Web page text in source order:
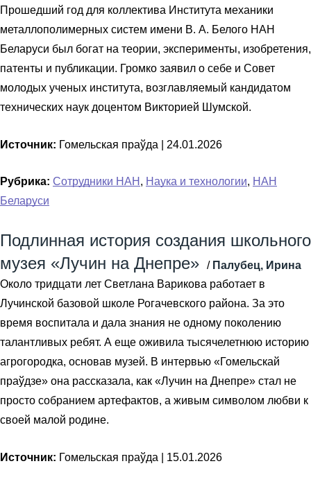
Прошедший год для коллектива Института механики
металлополимерных систем имени В. А. Белого НАН
Беларуси был богат на теории, эксперименты, изобретения,
патенты и публикации. Громко заявил о себе и Совет
молодых ученых института, возглавляемый кандидатом
технических наук доцентом Викторией Шумской.
Источник: Гомельская праўда | 24.01.2026
Рубрика: Сотрудники НАН , Наука и технологии, НАН
Беларуси
Подлинная история создания школьного
музея «Лучин на Днепре»
/ Палубец, Ирина
Около тридцати лет Светлана Варикова работает в
Лучинской базовой школе Рогачевского района. За это
время воспитала и дала знания не одному поколению
талантливых ребят. А еще оживила тысячелетнюю историю
агрогородка, основав музей. В интервью «Гомельскай
праўдзе» она рассказала, как «Лучин на Днепре» стал не
просто собранием артефактов, а живым символом любви к
своей малой родине.
Источник: Гомельская праўда | 15.01.2026